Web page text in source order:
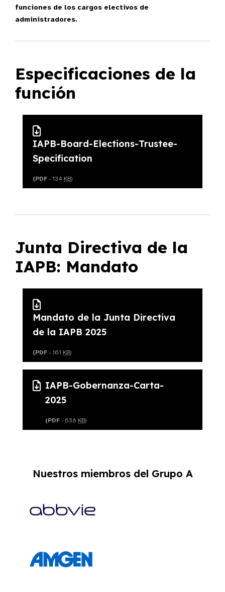
funciones de los cargos electivos de
administradores.
Especificaciones de la
función
IAPB-Board-Elections-Trustee-
Specification
(PDF - 134 KB)
Junta Directiva de la
IAPB: Mandato
Mandato de la Junta Directiva
de la IAPB 2025
(PDF - 161 KB)
IAPB-Gobernanza-Carta-
2025
(PDF - 638 KB)
Nuestros miembros del Grupo A